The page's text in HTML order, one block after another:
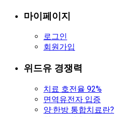
마이페이지
로그인
회원가입
위드유 경쟁력
치료 호전율 92%
면역유전자 입증
양·한방 통합치료란?